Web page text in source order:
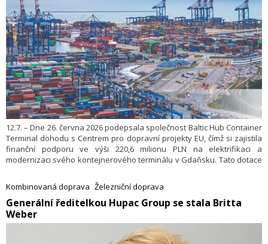
12.7. – Dne 26. června 2026 podepsala společnost Baltic Hub Container
Terminal dohodu s Centrem pro dopravní projekty EU, čímž si zajistila
finanční podporu ve výši 220,6 milionu PLN na elektrifikaci a
modernizaci svého kontejnerového terminálu v Gdaňsku. Tato dotace
na 554 milionů PLN.
Kombinovaná doprava Železniční doprava
​Generální ředitelkou Hupac Group se stala Britta
Weber